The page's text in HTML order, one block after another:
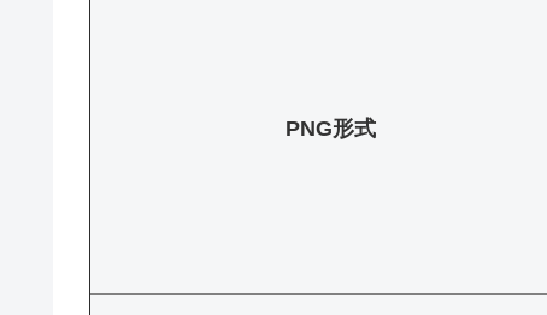
PNG形式